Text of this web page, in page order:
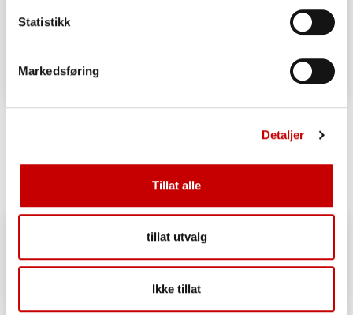
Statistikk
Markedsføring
Detaljer
Tillat alle
tillat utvalg
Ikke tillat